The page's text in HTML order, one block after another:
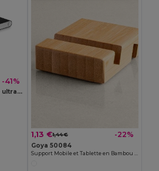
-41%
POWERFLAT Powerbank ultra plat 4000 mAh
1,13 €1,44 € -22%
Goya 50084